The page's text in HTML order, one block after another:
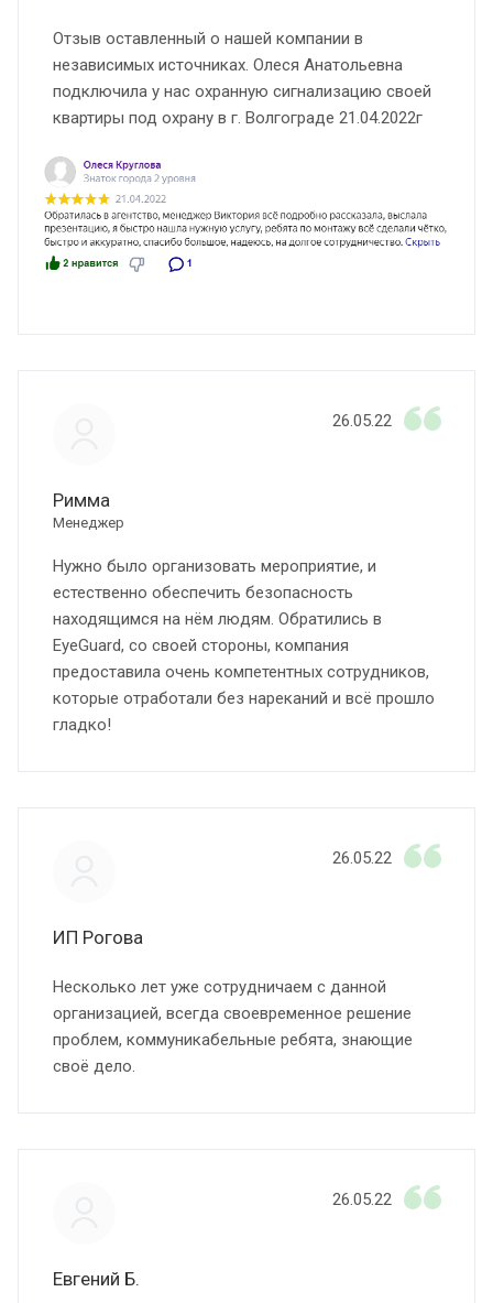
Отзыв оставленный о нашей компании в
независимых источниках. Олеся Анатольевна
подключила у нас охранную сигнализацию своей
квартиры под охрану в г. Волгограде 21.04.2022г
Римма
Менеджер
26.05.22
Нужно было организовать мероприятие, и
естественно обеспечить безопасность
находящимся на нём людям. Обратились в
EyeGuard, со своей стороны, компания
предоставила очень компетентных сотрудников,
которые отработали без нареканий и всё прошло
гладко!
ИП Рогова
26.05.22
Несколько лет уже сотрудничаем с данной
организацией, всегда своевременное решение
проблем, коммуникабельные ребята, знающие
своё дело.
Евгений Б.
26.05.22